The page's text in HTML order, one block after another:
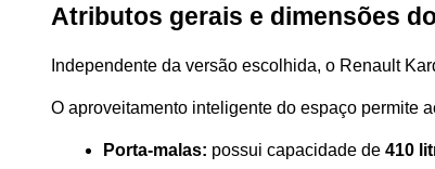
Atributos gerais e dimensões
Independente da versão escolhida, o Renault
O aproveitamento inteligente do espaço permite
Porta-malas: possui capacidade de 410